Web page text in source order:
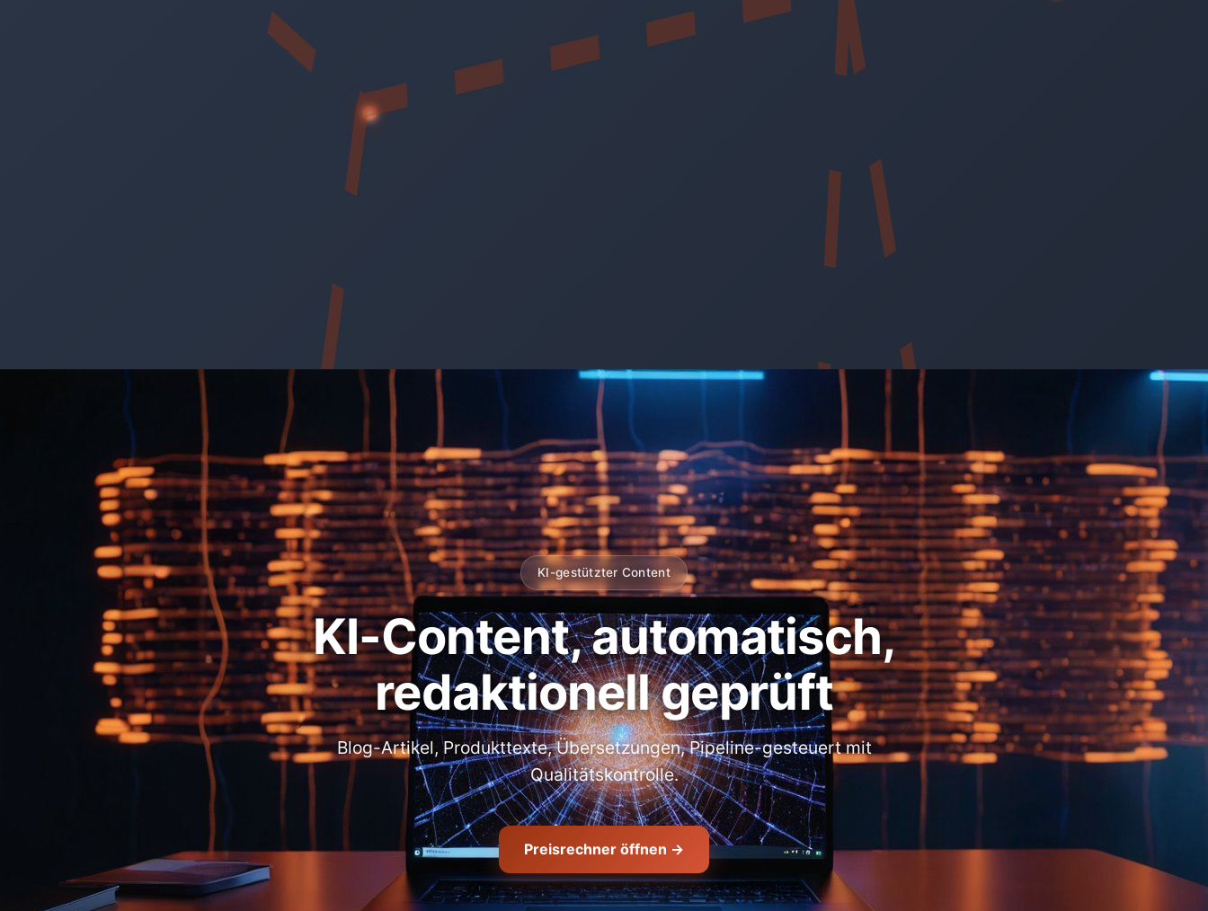
KI-gestützter Content
KI-Content, automatisch,
redaktionell geprüft
Blog-Artikel, Produkttexte, Übersetzungen, Pipeline-gesteuert mit
Qualitätskontrolle.
Preisrechner öffnen →